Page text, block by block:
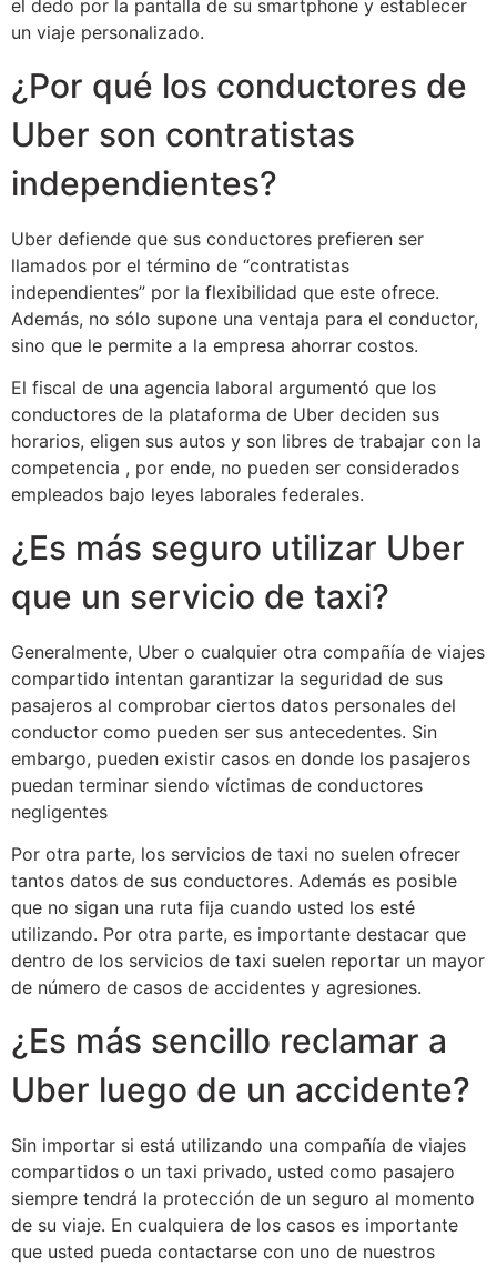
el dedo por la pantalla de su smartphone y establecer
un viaje personalizado.
¿Por qué los conductores de
Uber son contratistas
independientes?
Uber defiende que sus conductores prefieren ser
llamados por el término de “contratistas
independientes” por la flexibilidad que este ofrece.
Además, no sólo supone una ventaja para el conductor,
sino que le permite a la empresa ahorrar costos.
El fiscal de una agencia laboral argumentó que los
conductores de la plataforma de Uber deciden sus
horarios, eligen sus autos y son libres de trabajar con la
competencia , por ende, no pueden ser considerados
empleados bajo leyes laborales federales.
¿Es más seguro utilizar Uber
que un servicio de taxi?
Generalmente, Uber o cualquier otra compañía de viajes
compartido intentan garantizar la seguridad de sus
pasajeros al comprobar ciertos datos personales del
conductor como pueden ser sus antecedentes. Sin
embargo, pueden existir casos en donde los pasajeros
puedan terminar siendo víctimas de conductores
negligentes
Por otra parte, los servicios de taxi no suelen ofrecer
tantos datos de sus conductores. Además es posible
que no sigan una ruta fija cuando usted los esté
utilizando. Por otra parte, es importante destacar que
dentro de los servicios de taxi suelen reportar un mayor
de número de casos de accidentes y agresiones.
¿Es más sencillo reclamar a
Uber luego de un accidente?
Sin importar si está utilizando una compañía de viajes
compartidos o un taxi privado, usted como pasajero
siempre tendrá la protección de un seguro al momento
de su viaje. En cualquiera de los casos es importante
que usted pueda contactarse con uno de nuestros